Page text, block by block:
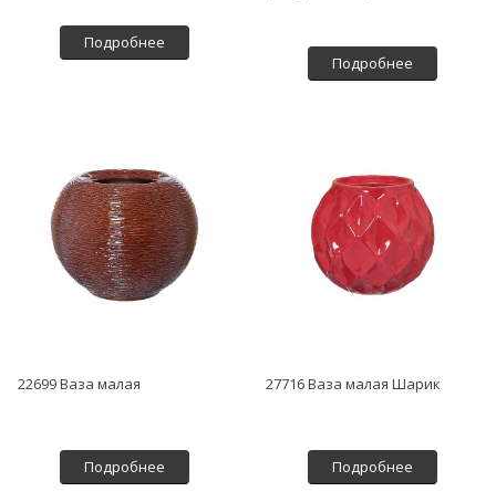
Подробнее
Подробнее
22699 Ваза малая
Подробнее
27716 Ваза малая Шарик
Подробнее